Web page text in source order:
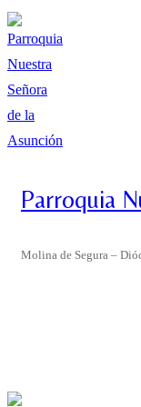
Ir
al
contenido
Menú
Cerrar
Parroquia
Molina de Segura –